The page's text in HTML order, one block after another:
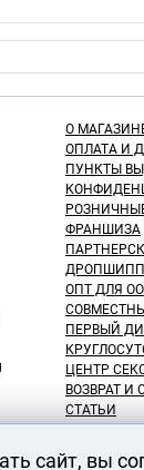
О
ОПЛАТА И
ПУНКТЫ
ФРАНШИЗА
ОПТ ДЛЯ
ПЕРВЫЙ
ЦЕНТР
ВОЗВРАТ И
СТАТЬИ
сайт, вы